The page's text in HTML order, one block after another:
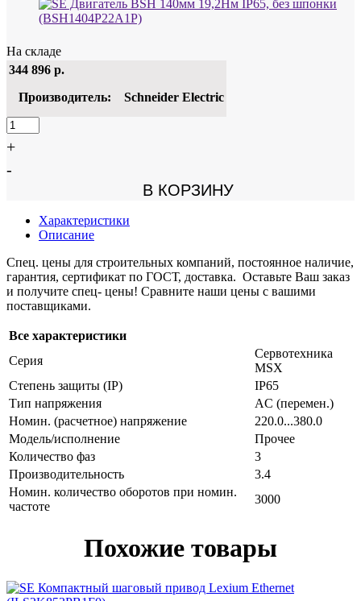
На складе
344 896 р.
Производитель:
Schneider Electric
+
-
В КОРЗИНУ
Характеристики
Описание
Спец. цены для строительных компаний, постоянное наличие,
гарантия, сертификат по ГОСТ, доставка. Оставьте Ваш заказ
и получите спец- цены! Сравните наши цены с вашими
поставщиками.
Все характеристики
Серия
Сервотехника
MSX
Степень защиты (IP)
IP65
Тип напряжения
AC (перемен.)
Номин. (расчетное) напряжение
220.0...380.0
Модель/исполнение
Прочее
Количество фаз
3
Производительность
3.4
Номин. количество оборотов при номин.
частоте
3000
Похожие товары